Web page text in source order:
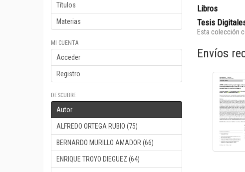
Títulos
Materias
MI CUENTA
Acceder
Registro
DESCUBRE
Autor
ALFREDO ORTEGA RUBIO (75)
BERNARDO MURILLO AMADOR (66)
ENRIQUE TROYO DIEGUEZ (64)
Libros
Tesis
Esta colección
Envíos